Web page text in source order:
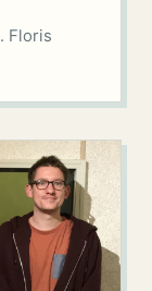
Floris